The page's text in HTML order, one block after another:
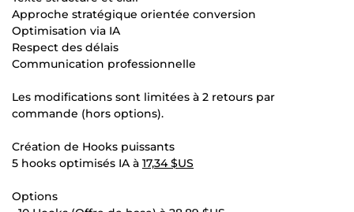
Approche stratégique orientée conversion
Optimisation via IA
Respect des délais
Communication professionnelle
Les modifications sont limitées à 2 retours par
commande (hors options).
Création de Hooks puissants
5 hooks optimisés IA à 17,34 $US
Options